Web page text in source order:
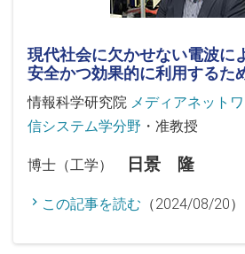
現代社会に欠かせない電波に
安全かつ効果的に利用するた
情報科学研究院 メディアネット
信システム学分野 ・准教授
博士（工学） 日景 隆
この記事を読む （2024/08/20）